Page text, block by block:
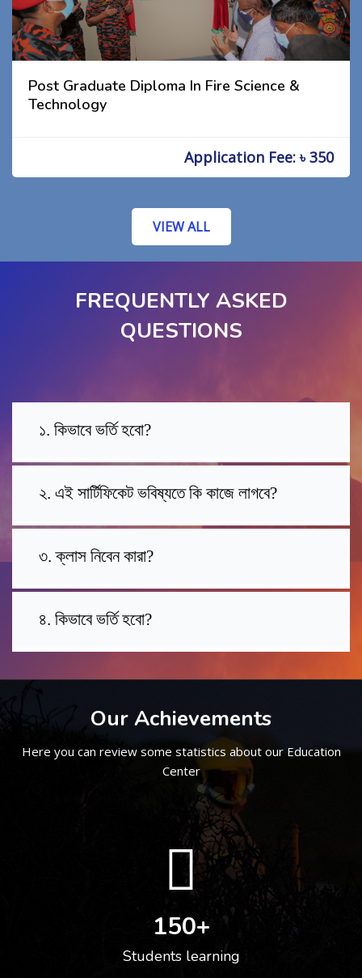
Post Graduate Diploma In Fire Science &
Technology
Application Fee: ৳ 350
VIEW ALL
FREQUENTLY ASKED
QUESTIONS
১. কিভাবে ভর্তি হবো?
২. এই সার্টিফিকেট ভবিষ্যতে কি কাজে লাগবে?
৩. ক্লাস নিবেন কারা?
৪. কিভাবে ভর্তি হবো?
Our Achievements
Here you can review some statistics about our Education
Center
150+
Students learning